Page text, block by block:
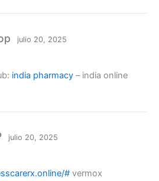
julio 20, 2025
india pharmacy– india online
julio 20, 2025
#vermox